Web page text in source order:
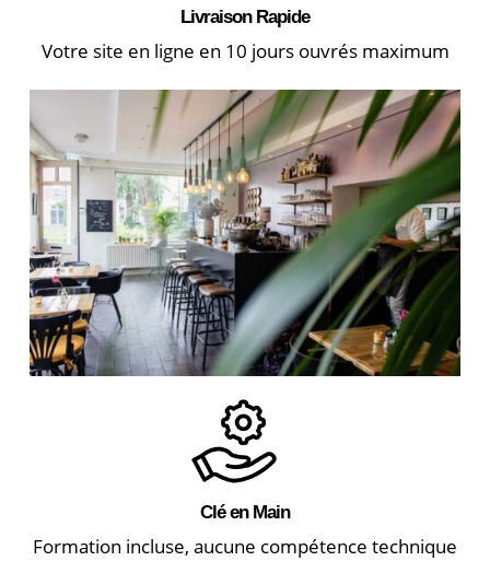
Livraison Rapide
Votre site en ligne en 10 jours ouvrés maximum
Clé en Main
Formation incluse, aucune compétence technique